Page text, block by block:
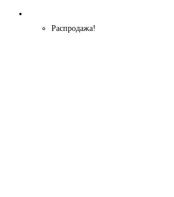
Распродажа!